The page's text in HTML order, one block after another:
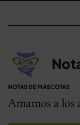
NOTAS DE MASCOTAS
Amamos a los